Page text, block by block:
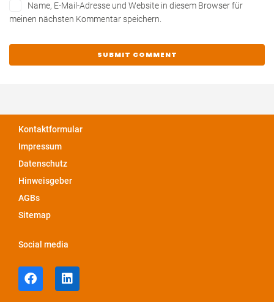
Name, E-Mail-Adresse und Website in diesem Browser für
meinen nächsten Kommentar speichern.
Kontaktformular
Impressum
Datenschutz
Hinweisgeber
AGBs
Sitemap
Social media